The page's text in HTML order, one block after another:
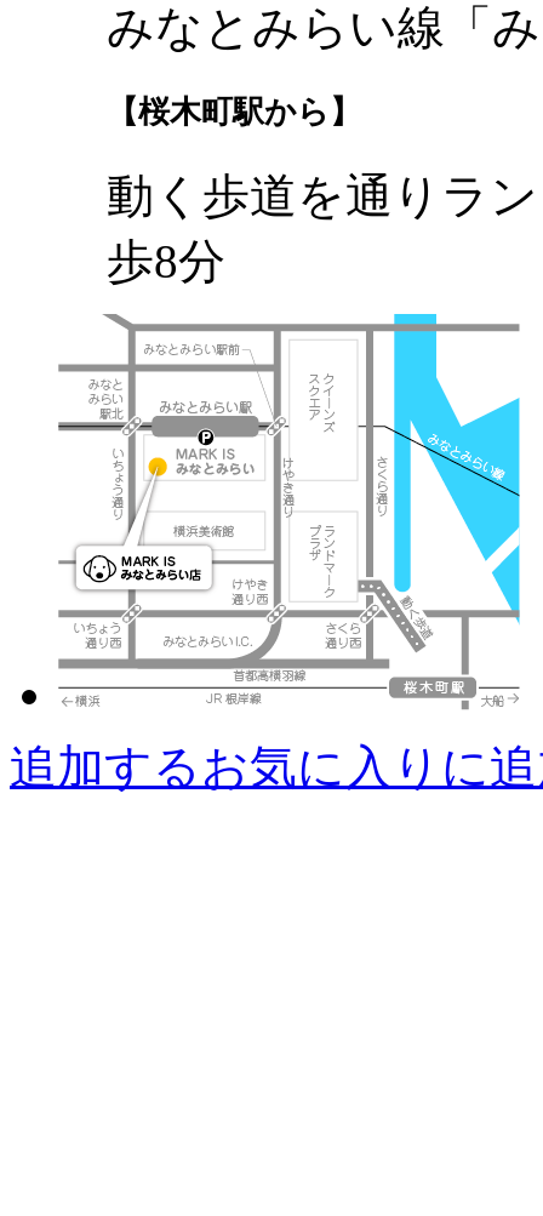
みなとみらい線「
【桜木町駅から】
動く歩道を通りラ
歩8分
追加する お気に入りに